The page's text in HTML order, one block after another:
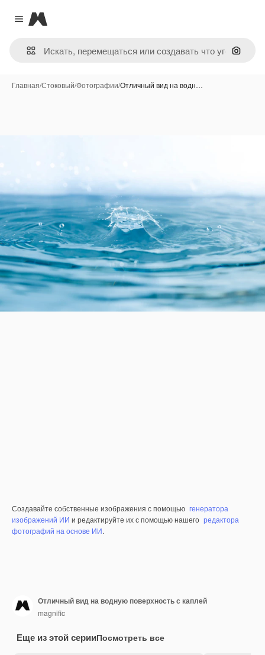
Close menu
Magnific
Поиск
Главная/Стоковый/Фотографии/Отличный вид на водн…
Создавайте собственные изображения с помощью генератора
изображений ИИ и редактируйте их с помощью нашего редактора
фотографий на основе ИИ.
Отличный вид на водную поверхность с каплей
magnific
Еще из этой серииПосмотреть все